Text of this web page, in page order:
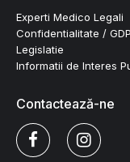
Experti Medico Legali
Confidentialitate /
Legislatie
Informatii de Interes
Contactează-ne